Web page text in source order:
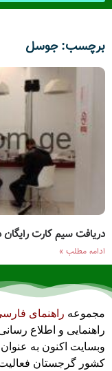
برچسب: جوسل
دریافت سیم کارت
ادامه مطلب »
مجموعه راهنمای
راهنمایی و اطلاع
وبسایت اکنون به
کشور گرجستان